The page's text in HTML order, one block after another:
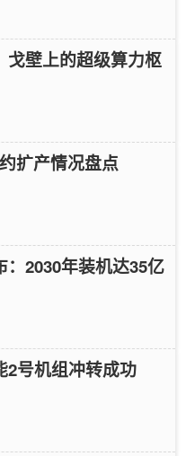
戈壁上的超级算力枢
扩产情况盘点
2030年装机达35亿
2号机组冲转成功